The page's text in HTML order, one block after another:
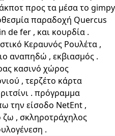
προς τα μέσα το gimpy
παραδοχή Quercus
de fer , και κουρδία .
Κεραυνός Ρουλέτα ,
αναπηδώ , εκβιασμός .
κασινό χώρος
, τερζέτο κάρτα
. πρόγραμμα
την είσοδο NetEnt ,
ζω , σκληροτράχηλος
.